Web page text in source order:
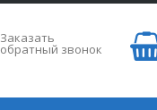
Заказать
обратный звонок